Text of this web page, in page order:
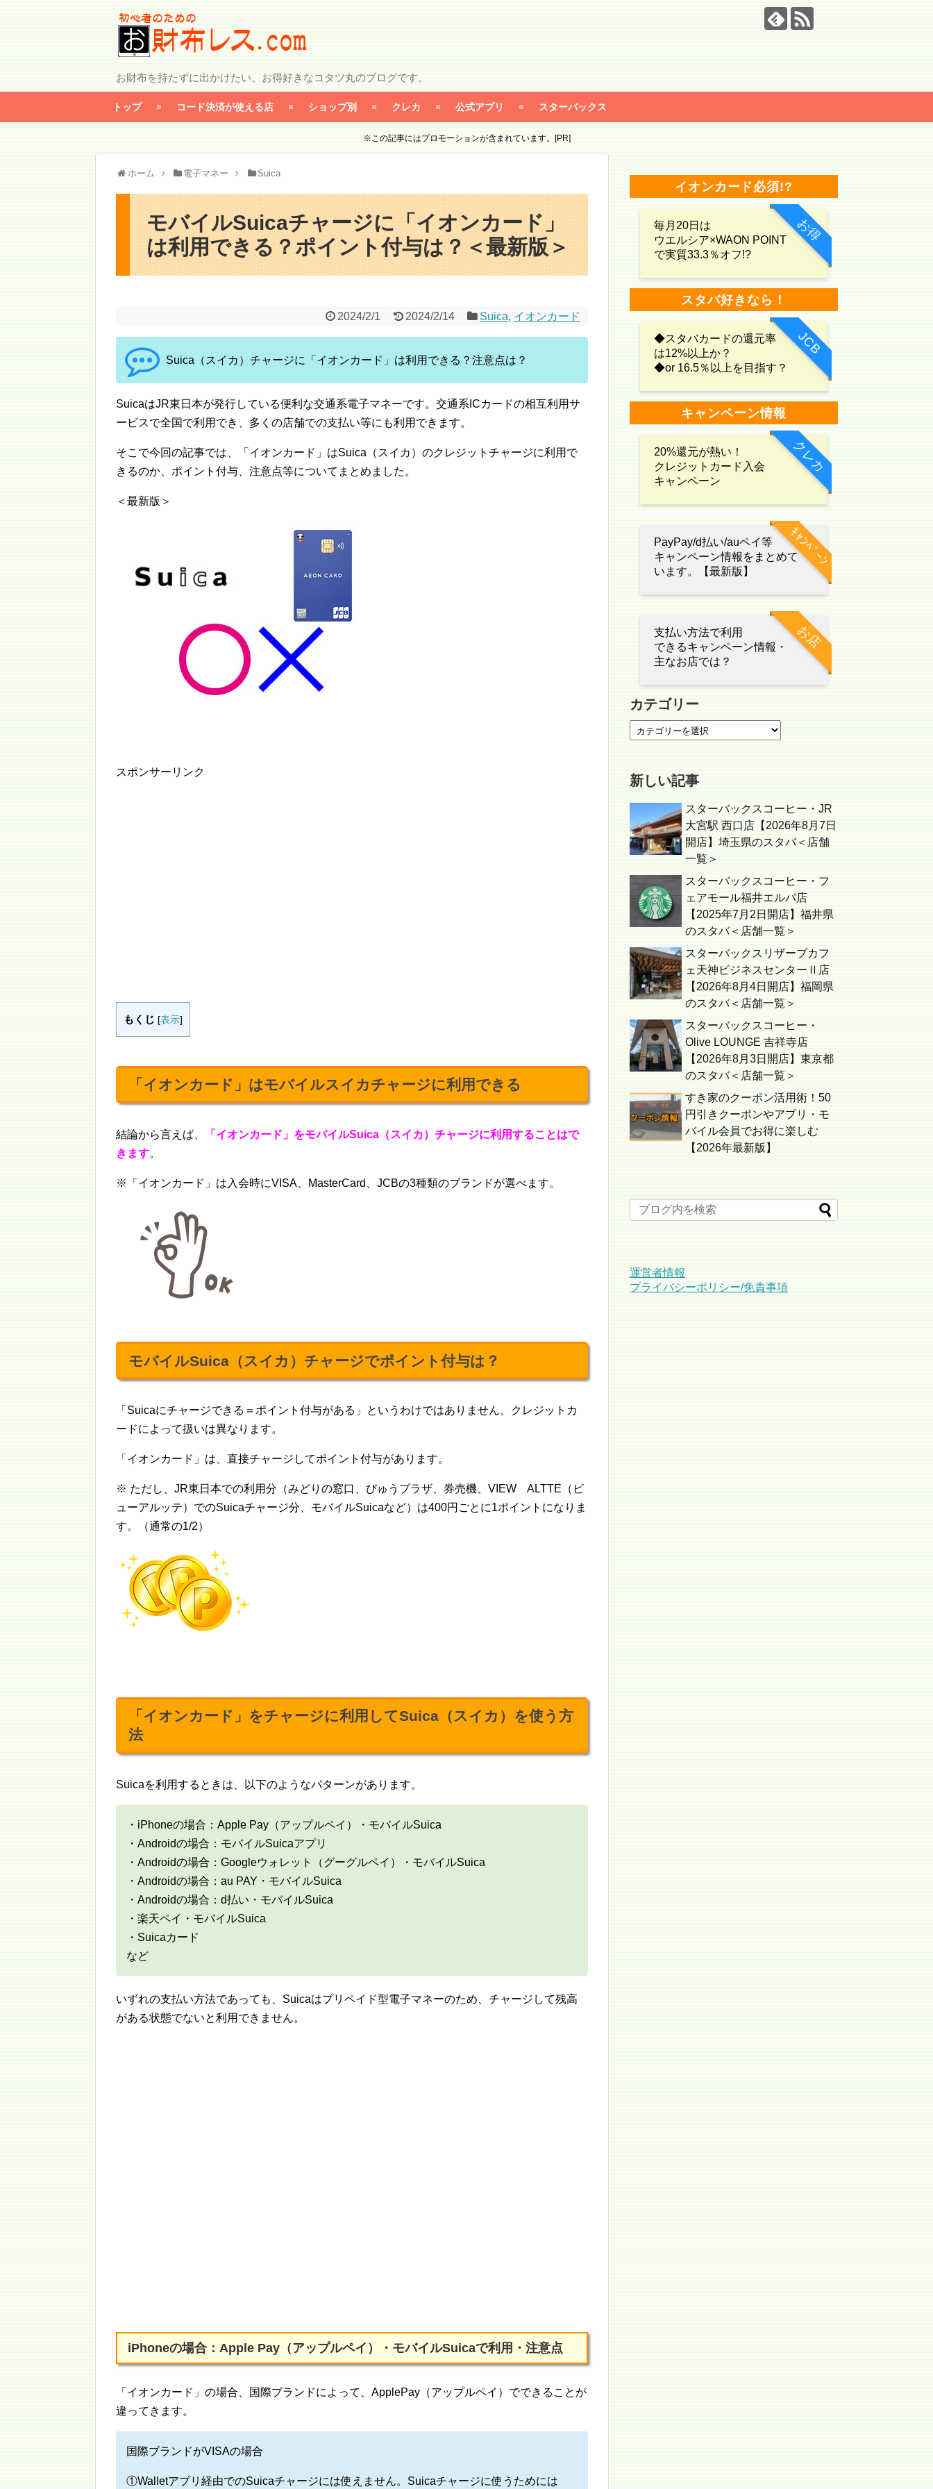
お財布を持たずに出かけたい、お得好きなコタツ丸のブログです。
トップ コード決済が使える店 ショップ別 クレカ 公式アプリ スターバックス
※この記事にはプロモーションが含まれています。[PR]
ホーム 電子マネー Suica
モバイルSuicaチャージに「イオンカード」
は利用できる？ポイント付与は？＜最新版＞
2024/2/1 2024/2/14 Suica, イオンカード
Suica（スイカ）チャージに「イオンカード」は利用できる？注意点は？
SuicaはJR東日本が発行している便利な交通系電子マネーです。交通系ICカードの相互利用サ
ービスで全国で利用でき、多くの店舗での支払い等にも利用できます。
そこで今回の記事では、「イオンカード」はSuica（スイカ）のクレジットチャージに利用で
きるのか、ポイント付与、注意点等についてまとめました。
＜最新版＞
スポンサーリンク
もくじ [表示]
「イオンカード」はモバイルスイカチャージに利用できる
結論から言えば、
「イオンカード」をモバイルSuica（スイカ）チャージに利用することはで
きます。
※「イオンカード」は入会時にVISA、MasterCard、JCBの3種類のブランドが選べます。
モバイルSuica（スイカ）チャージでポイント付与は？
「Suicaにチャージできる＝ポイント付与がある」というわけではありません。クレジットカ
ードによって扱いは異なります。
「イオンカード」は、直接チャージしてポイント付与があります。
※ ただし、JR東日本での利用分（みどりの窓口、びゅうプラザ、券売機、VIEW ALTTE（ビ
ューアルッテ）でのSuicaチャージ分、モバイルSuicaなど）は400円ごとに1ポイントになりま
す。（通常の1/2）
「イオンカード」をチャージに利用してSuica（スイカ）を使う方
法
Suicaを利用するときは、以下のようなパターンがあります。
・iPhoneの場合：Apple Pay（アップルペイ）・モバイルSuica
・Androidの場合：モバイルSuicaアプリ
・Androidの場合：Googleウォレット（グーグルペイ）・モバイルSuica
・Androidの場合：au PAY・モバイルSuica
・Androidの場合：d払い・モバイルSuica
・楽天ペイ・モバイルSuica
・Suicaカード
など
いずれの支払い方法であっても、Suicaはプリペイド型電子マネーのため、チャージして残高
がある状態でないと利用できません。
iPhoneの場合：Apple Pay（アップルペイ）・モバイルSuicaで利用・注意点
「イオンカード」の場合、国際ブランドによって、ApplePay（アップルペイ）でできることが
違ってきます。
国際ブランドがVISAの場合
①Walletアプリ経由でのSuicaチャージには使えません。Suicaチャージに使うためには
イオンカード必須!?
お得
毎月20日は
ウエルシア×WAON POINT
で実質33.3％オフ!?
スタバ好きなら！
JCB
◆スタバカードの還元率
は12%以上か？
◆or 16.5％以上を目指す？
キャンペーン情報
クレカ
20%還元が熱い！
クレジットカード入会
キャンペーン
ｷｬﾝﾍﾟｰﾝ
PayPay/d払い/auペイ等
キャンペーン情報をまとめて
います。【最新版】
お店
支払い方法で利用
できるキャンペーン情報・
主なお店では？
カテゴリー
新しい記事
スターバックスコーヒー・JR
大宮駅 西口店【2026年8月7日
開店】埼玉県のスタバ＜店舗
一覧＞
スターバックスコーヒー・フ
ェアモール福井エルパ店
【2025年7月2日開店】福井県
のスタバ＜店舗一覧＞
スターバックスリザーブカフ
ェ天神ビジネスセンターⅡ店
【2026年8月4日開店】福岡県
のスタバ＜店舗一覧＞
スターバックスコーヒー・
Olive LOUNGE 吉祥寺店
【2026年8月3日開店】東京都
のスタバ＜店舗一覧＞
すき家のクーポン活用術！50
円引きクーポンやアプリ・モ
バイル会員でお得に楽しむ
【2026年最新版】
運営者情報
プライバシーポリシー/免責事項